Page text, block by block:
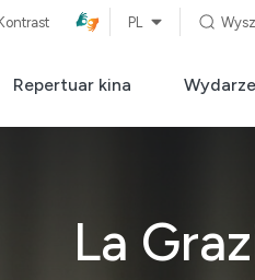
PL
Repertuar kina
La